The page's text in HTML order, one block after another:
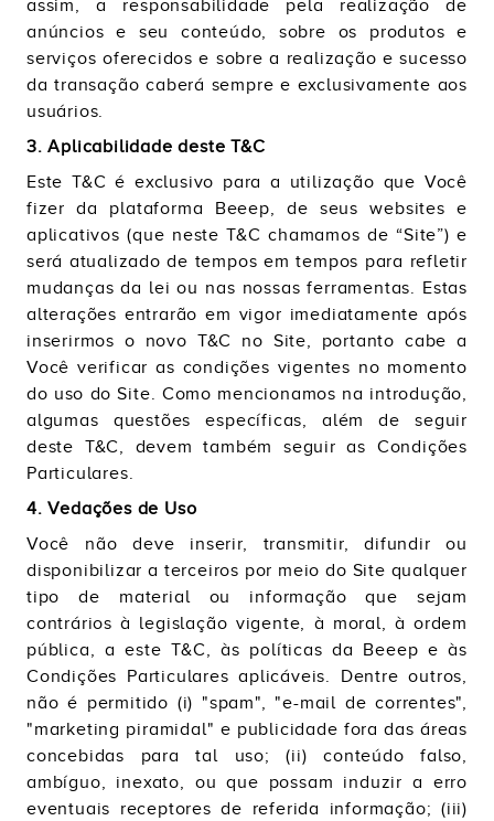
assim, a responsabilidade pela realização de
anúncios e seu conteúdo, sobre os produtos e
serviços oferecidos e sobre a realização e sucesso
da transação caberá sempre e exclusivamente aos
usuários.
3. Aplicabilidade deste T&C
Este T&C é exclusivo para a utilização que Você
fizer da plataforma Beeep, de seus websites e
aplicativos (que neste T&C chamamos de “Site”) e
será atualizado de tempos em tempos para refletir
mudanças da lei ou nas nossas ferramentas. Estas
alterações entrarão em vigor imediatamente após
inserirmos o novo T&C no Site, portanto cabe a
Você verificar as condições vigentes no momento
do uso do Site. Como mencionamos na introdução,
algumas questões específicas, além de seguir
deste T&C, devem também seguir as Condições
Particulares.
4. Vedações de Uso
Você não deve inserir, transmitir, difundir ou
disponibilizar a terceiros por meio do Site qualquer
tipo de material ou informação que sejam
contrários à legislação vigente, à moral, à ordem
pública, a este T&C, às políticas da Beeep e às
Condições Particulares aplicáveis. Dentre outros,
não é permitido (i) "spam", "e-mail de correntes",
"marketing piramidal" e publicidade fora das áreas
concebidas para tal uso; (ii) conteúdo falso,
ambíguo, inexato, ou que possam induzir a erro
eventuais receptores de referida informação; (iii)